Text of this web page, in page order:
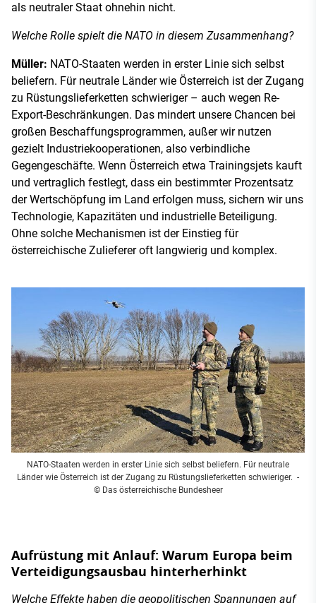
als neutraler Staat ohnehin nicht.
Welche Rolle spielt die NATO in diesem Zusammenhang?
Müller: NATO-Staaten werden in erster Linie sich selbst
beliefern. Für neutrale Länder wie Österreich ist der Zugang
zu Rüstungslieferketten schwieriger – auch wegen Re-
Export-Beschränkungen. Das mindert unsere Chancen bei
großen Beschaffungsprogrammen, außer wir nutzen
gezielt Industriekooperationen, also verbindliche
Gegengeschäfte. Wenn Österreich etwa Trainingsjets kauft
und vertraglich festlegt, dass ein bestimmter Prozentsatz
der Wertschöpfung im Land erfolgen muss, sichern wir uns
Technologie, Kapazitäten und industrielle Beteiligung.
Ohne solche Mechanismen ist der Einstieg für
österreichische Zulieferer oft langwierig und komplex.
NATO-Staaten werden in erster Linie sich selbst beliefern. Für neutrale
Länder wie Österreich ist der Zugang zu Rüstungslieferketten schwieriger. -
© Das österreichische Bundesheer
Aufrüstung mit Anlauf: Warum Europa beim
Verteidigungsausbau hinterherhinkt
Welche Effekte haben die geopolitischen Spannungen auf